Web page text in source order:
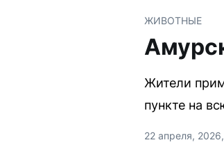
ЖИВОТНЫЕ
Жители
пункте на
22 апреля,